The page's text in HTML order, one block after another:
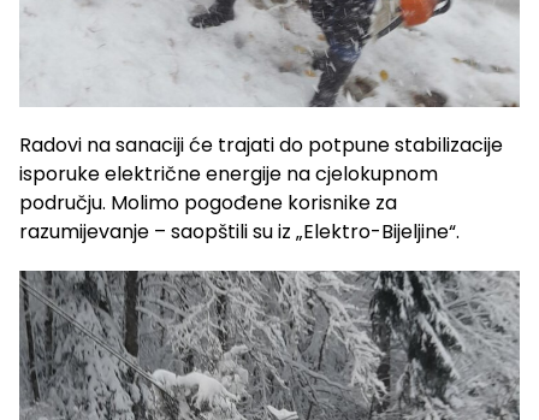
Radovi na sanaciji će trajati do potpune stabilizacije
isporuke električne energije na cjelokupnom
području. Molimo pogođene korisnike za
razumijevanje – saopštili su iz „Elektro-Bijeljine“.